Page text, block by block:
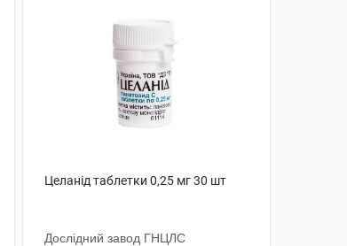
Целанід таблетки 0,25 мг 30 шт
Дослідний завод ГНЦЛС